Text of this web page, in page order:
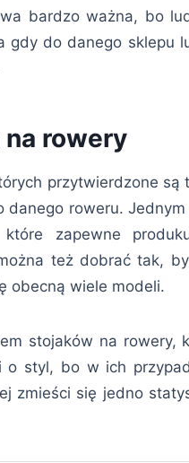
bardzo ważna, bo
gdy do danego sklepu
rowery
przytwierdzone są
roweru. Jednym
zapewne
też dobrać tak,
obecną wiele modeli.
stojaków na rowery,
styl, bo w ich
zmieści się jedno